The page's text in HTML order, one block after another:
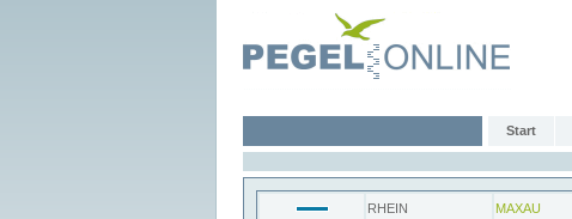
Start
RHEIN MAXAU